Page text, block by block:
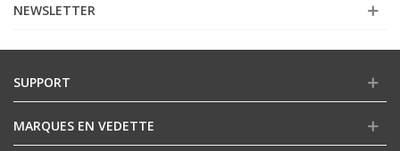
NEWSLETTER
SUPPORT
MARQUES EN VEDETTE